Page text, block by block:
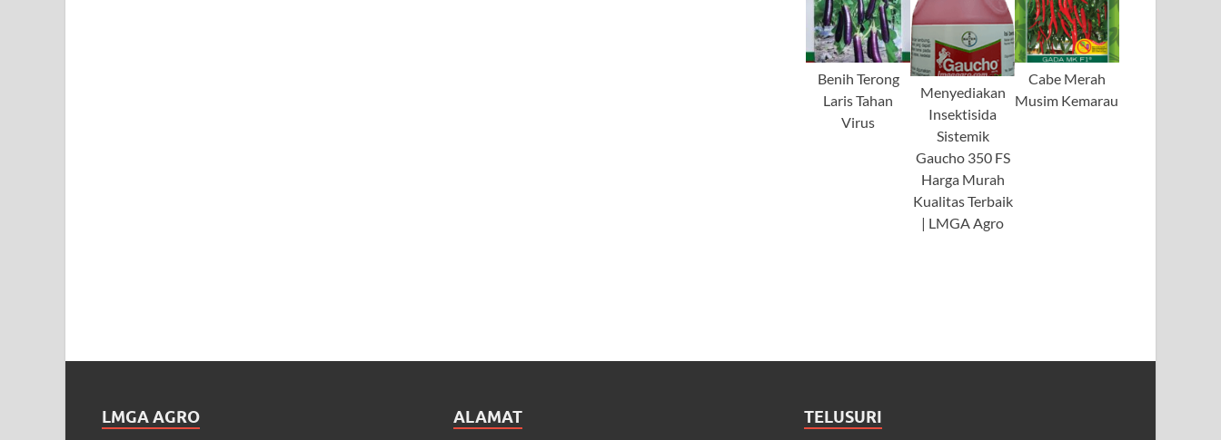
Benih Terong
Laris Tahan
Virus
Menyediakan
Insektisida
Sistemik
Gaucho 350 FS
Harga Murah
Kualitas Terbaik
| LMGA Agro
Cabe Merah
Musim Kemarau
LMGA AGRO ALAMAT TELUSURI